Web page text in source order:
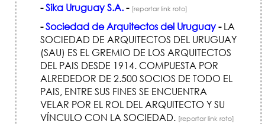
-Sika Uruguay S.A.- [reportar link roto]
-Sociedad de Arquitectos del Uruguay-LA
SOCIEDAD DE ARQUITECTOS DEL URUGUAY
(SAU) ES EL GREMIO DE LOS ARQUITECTOS
DEL PAIS DESDE 1914. COMPUESTA POR
ALREDEDOR DE 2.500 SOCIOS DE TODO EL
PAIS, ENTRE SUS FINES SE ENCUENTRA
VELAR POR EL ROL DEL ARQUITECTO Y SU
VÍNCULO CON LA SOCIEDAD. [reportar link roto]